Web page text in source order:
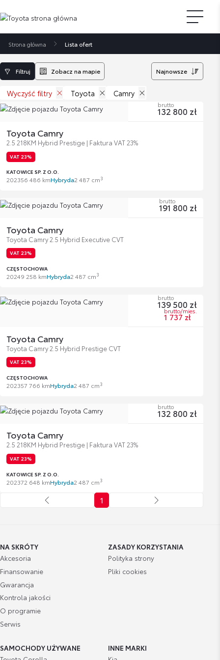
Strona główna Lista ofert
Filtruj Zobacz na mapie Najnowsze
Wyczyść filtry Toyota Camry
Toyota Camry
2.5 218KM Hybrid Prestige | Faktura VAT 23%
VAT 23%
KATOWICE SP. Z O.O.
202356 486 kmHybryda2 487 cm3
brutto
132 800 zł
Toyota Camry
Toyota Camry 2.5 Hybrid Executive CVT
VAT 23%
CZĘSTOCHOWA
20249 258 kmHybryda2 487 cm3
brutto
191 800 zł
Toyota Camry
Toyota Camry 2.5 Hybrid Prestige CVT
VAT 23%
CZĘSTOCHOWA
202357 766 kmHybryda2 487 cm3
brutto
139 500 zł
brutto/mies.
1 737 zł
Toyota Camry
2.5 218KM Hybrid Prestige | Faktura VAT 23%
VAT 23%
KATOWICE SP. Z O.O.
202372 648 kmHybryda2 487 cm3
brutto
132 800 zł
1
NA SKRÓTY
Akcesoria
Finansowanie
Gwarancja
Kontrola jakości
O programie
Serwis
ZASADY KORZYSTANIA
Polityka strony
Pliki cookies
SAMOCHODY UŻYWANE
INNE MARKI